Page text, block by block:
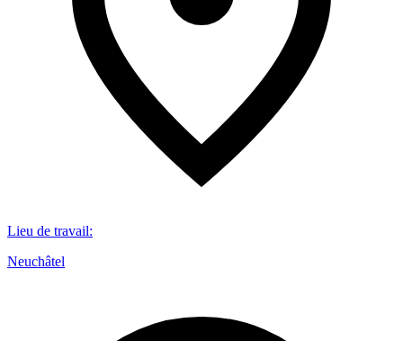
Lieu de travail:
Neuchâtel